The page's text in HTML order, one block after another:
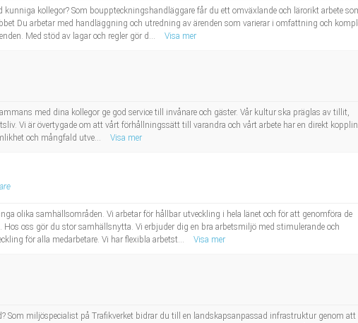
kollegor? Som bouppteckningshandläggare får du ett omväxlande och lärorikt arbete
Du arbetar med handläggning och utredning av ärenden som varierar i omfattning och
Med stöd av lagar och regler gör d...
Visa mer
med dina kollegor ge god service till invånare och gäster. Vår kultur ska präglas av tillit,
Vi är övertygade om att vårt förhållningssätt till varandra och vårt arbete har en direkt
och mångfald utve...
Visa mer
olika samhällsområden. Vi arbetar för hållbar utveckling i hela länet och för att genomföra de
oss gör du stor samhällsnytta. Vi erbjuder dig en bra arbetsmiljö med stimulerande och
för alla medarbetare. Vi har flexibla arbetst...
Visa mer
Som miljöspecialist på Trafikverket bidrar du till en landskapsanpassad infrastruktur genom att